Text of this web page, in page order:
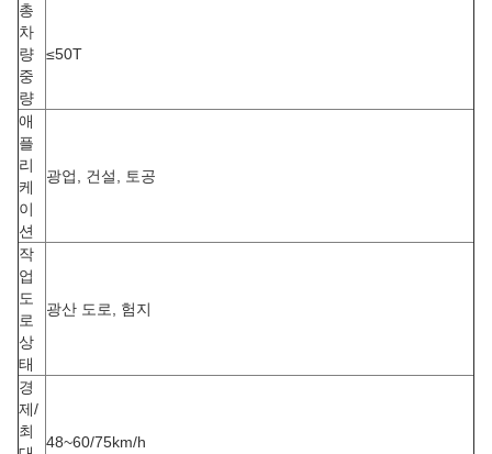
총
차
량
중
량
≤50T
애
플
리
케
이
션
광업, 건설, 토공
작
업
도
로
상
태
광산 도로, 험지
경
제/
최
48~60/75km/h